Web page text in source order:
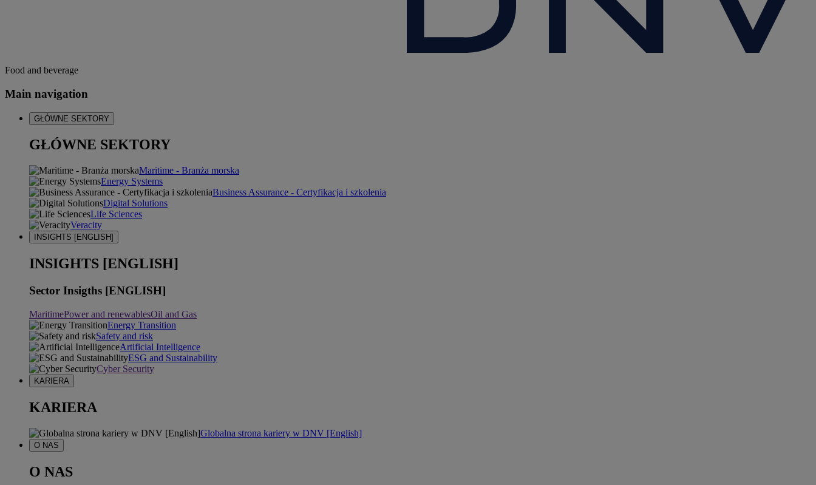
Food and beverage
Main navigation
GŁÓWNE SEKTORY
GŁÓWNE SEKTORY
Maritime - Branża morska
Energy Systems
Business Assurance - Certyfikacja i szkolenia
Digital Solutions
Life Sciences
Veracity
INSIGHTS [ENGLISH]
INSIGHTS [ENGLISH]
Sector Insigths [ENGLISH]
MaritimePower and renewablesOil and Gas
Energy Transition
Safety and risk
Artificial Intelligence
ESG and Sustainability
Cyber Security
KARIERA
KARIERA
Globalna strona kariery w DNV [English]
O NAS
O NAS